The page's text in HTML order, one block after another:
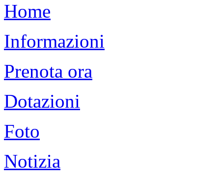
Home
Informazioni
Prenota ora
Dotazioni
Foto
Notizia